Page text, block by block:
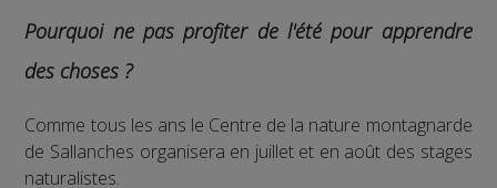
Pourquoi ne pas profiter de l'été pour apprendre
des choses ?
Comme tous les ans le Centre de la nature montagnarde
de Sallanches organisera en juillet et en août des stages
naturalistes.